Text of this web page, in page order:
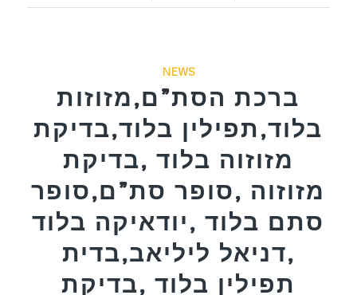
NEWS
ברכת הסת”ם,מזוזות
בלוד,תפילין בלוד,בדיקת
מזוזוה בלוד ,בדיקת
מזוזוה ,סופר סת”ם,סופר
סתם בלוד ,יודאיקה בלוד
,דניאל ליליאב,בדית
תפילין בלוד ,בדיקת